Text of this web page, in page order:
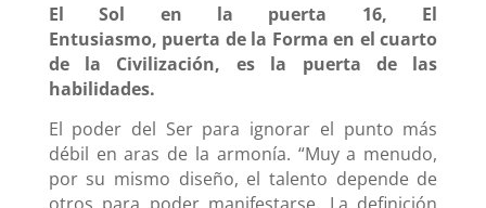
El Sol en la puerta 16, El
Entusiasmo, puerta de la Forma en el cuarto
de la Civilización, es la puerta de las
habilidades.
El poder del Ser para ignorar el punto más
débil en aras de la armonía. “Muy a menudo,
por su mismo diseño, el talento depende de
otros para poder manifestarse. La definición